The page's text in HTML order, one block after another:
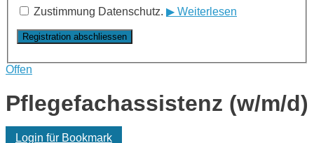
Zustimmung Datenschutz. ▶ Weiterlesen
Offen
Pflegefachassistenz (w/m/d)
Login für Bookmark